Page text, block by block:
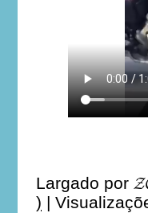
Largado por
) |